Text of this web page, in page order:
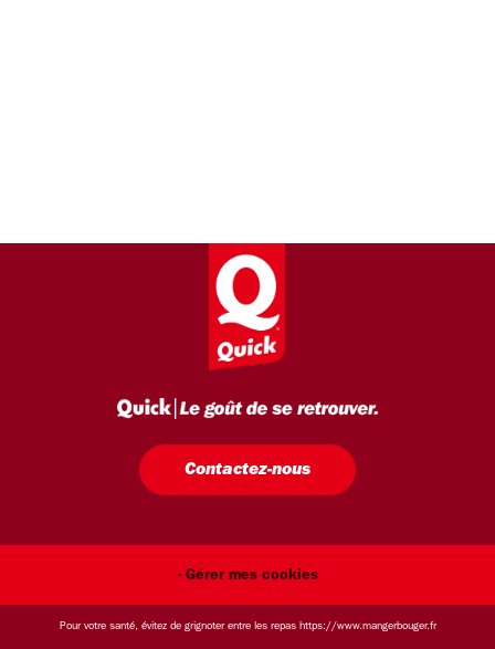
Contactez-nous
- Gérer mes cookies
Pour votre santé, évitez de grignoter entre les repas https://www.mangerbouger.fr